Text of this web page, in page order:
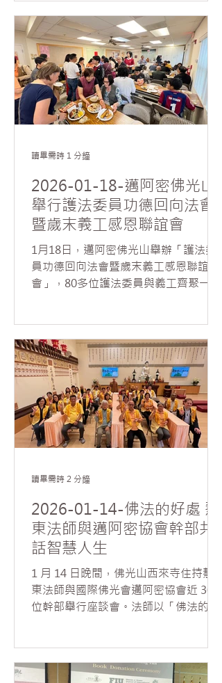
學生及本土人士，現場互動熱烈，討論
深入。 活動由分會會長席勒主持，並向
與會大眾介紹新成員，促進彼此認識與
交流。隨後，陳子龍以條理分明的方式
導讀〈判斷〉一文，系統梳理文章結構
與核心思想，從「判斷的意義」、「判
斷與情緒的關係」，以及「理性思維與
他指出，星雲大師所談的判斷力，並非
倉促下結論或對人事貼上標籤，而是一
種建立在冷靜觀察、理性分析與客觀思
維基礎上的智慧抉擇。透過正確的判
斷，能減少誤解與偏執，使決策更契合
現實因緣，進而化解人我衝突。 在討論
環節中，話題延伸至佛教「無我」思想
的理解與實踐。17歲高中生 Sam 從概
認為，「我」多指人們的主觀與感性判
斷，包括對五欲、自我價值及個人偏見
的執著；「無我」則是一種趨向客觀、
理性與覺察的觀察方式。 Sa
2026-01-18-邁阿密佛光山
舉行護法委員功德回向法會
暨歲末義工感恩聯誼會
1月18日，邁阿密佛光山舉辦「護法委
員功德回向法會暨歲末義工感恩聯誼
會」，80多位護法委員與義工齊聚一
得此難得因緣虔誠禮拜諸佛，法會殊勝
溫馨，人人法喜充滿。 法會後，如元法
師開示護持道場、護持佛法與利益眾生
的深遠意義，並特別引用「只樹給孤獨
園」長者的典故，說明布施不僅是物質
的付出，更是成就因緣與功德的智慧實
踐。法師指出，佛光山道場是一個「萬
仰賴大眾共同發心護持而成就。 如元法
師進一步勉勵大眾發願不退，持續將佛
法弘揚至五大洲，讓人間佛教的光明普
照世界。 為感謝護法委員及義工長年來
護持道場、無私奉獻，常住特別準備新
年禮物與大眾結緣，並以豐盛的素食午
餐款待義工，包括精美點心、素湯與素
燒烤等，席間法喜交流，其樂融融，大
讀畢需時 1 分鐘
2026-01-14-佛法的好處 慧
東法師與邁阿密協會幹部共
話智慧人生
1 月 14 日晚間，佛光山西來寺住持慧
東法師與國際佛光會邁阿密協會近 30
位幹部舉行座談會。法師以「佛法的好
多源於內心的執著，唯有透過自省與修
讀畢需時 2 分鐘